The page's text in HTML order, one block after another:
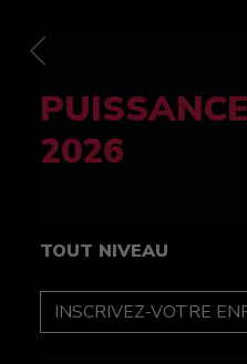
FELINE
féminine
TOUT NIVEAU
INSCRIPTION
Previous